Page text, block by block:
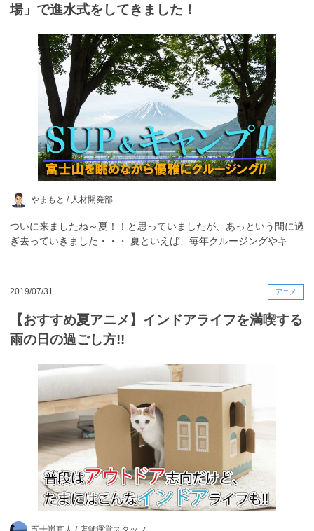
場」で進水式をしてきました！
やまもと / 人材開発部
ついに来ましたね～夏！！と思っていましたが、あっという間に過
ぎ去っていきました・・・ 夏といえば、毎年クルージングやキ…
2019/07/31 アニメ
【おすすめ夏アニメ】インドアライフを満喫する
雨の日の過ごし方!!